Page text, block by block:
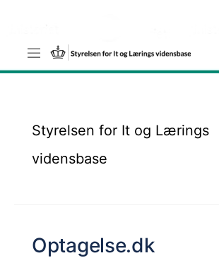
assistive.skiplink.to.breadcrumbs
assistive.skiplink.to.header.menu
assistive.skiplink.to.action.menu
Styrelsen for It og Lærings
vidensbase
Optagelse.dk